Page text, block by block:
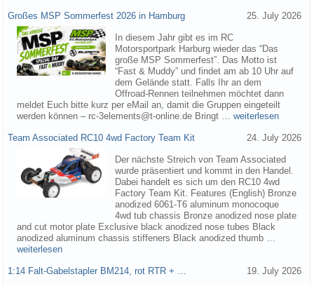
Großes MSP Sommerfest 2026 in Hamburg 25. July 2026
In diesem Jahr gibt es im RC
Motorsportpark Harburg wieder das “Das
große MSP Sommerfest”. Das Motto ist
“Fast & Muddy” und findet am ab 10 Uhr auf
dem Gelände statt. Falls Ihr an dem
Offroad-Rennen teilnehmen möchtet dann
meldet Euch bitte kurz per eMail an, damit die Gruppen eingeteilt
werden können – rc-3elements@t-online.de Bringt … weiterlesen
Team Associated RC10 4wd Factory Team Kit 24. July 2026
Der nächste Streich von Team Associated
wurde präsentiert und kommt in den Handel.
Dabei handelt es sich um den RC10 4wd
Factory Team Kit. Features (English) Bronze
anodized 6061-T6 aluminum monocoque
4wd tub chassis Bronze anodized nose plate
and cut motor plate Exclusive black anodized nose tubes Black
anodized aluminum chassis stiffeners Black anodized thumb …
weiterlesen
1:14 Falt-Gabelstapler BM214, rot RTR + … 19. July 2026